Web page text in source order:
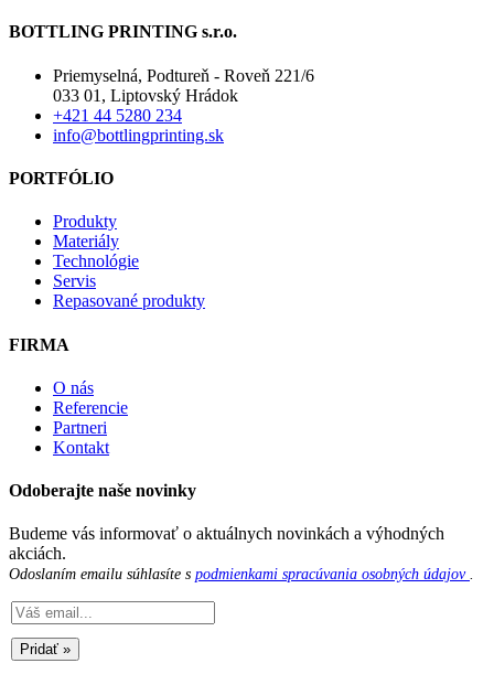
BOTTLING PRINTING s.r.o.
Priemyselná, Podtureň - Roveň 221/6
033 01, Liptovský Hrádok
+421 44 5280 234
info@bottlingprinting.sk
PORTFÓLIO
Produkty
Materiály
Technológie
Servis
Repasované produkty
FIRMA
O nás
Referencie
Partneri
Kontakt
Odoberajte naše novinky
Budeme vás informovať o aktuálnych novinkách a výhodných
akciách.
Odoslaním emailu súhlasíte s podmienkami spracúvania osobných údajov.
Pridať »